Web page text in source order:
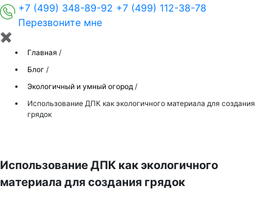
+7 (499) 348-89-92 +7 (499) 112-38-78
Перезвоните мне
✖
Главная /
Блог /
Экологичный и умный огород /
Использование ДПК как экологичного материала для создания
грядок
Использование ДПК как экологичного
материала для создания грядок